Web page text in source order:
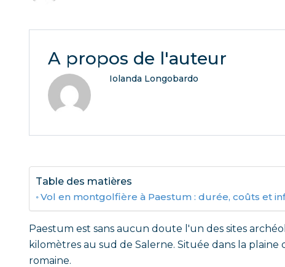
A propos de l'auteur
Iolanda Longobardo
Table des matières
Vol en montgolfière à Paestum : durée, coûts et
Paestum est sans aucun doute l'un des sites
kilomètres au sud de Salerne. Située dans la
romaine.